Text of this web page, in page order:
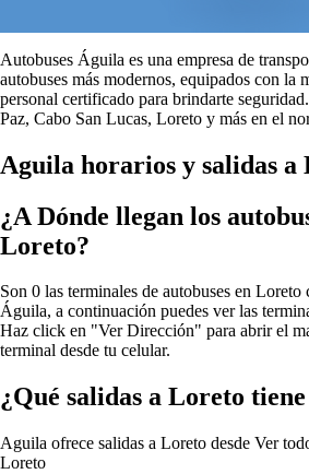
Autobuses Águila es una empresa de
autobuses más modernos, equipados con la
personal certificado para brindarte
Paz, Cabo San Lucas, Loreto y más en el
Aguila horarios y salidas a
¿A Dónde llegan los
Loreto?
Son 0 las terminales de autobuses en Loreto
Águila, a continuación puedes ver las
Haz click en "Ver Dirección" para abrir el
terminal desde tu celular.
¿Qué salidas a Loreto
Aguila ofrece salidas a Loreto desde Ver
Loreto